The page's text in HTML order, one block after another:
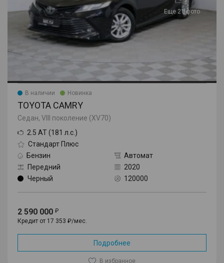
Еще 21 фото
В наличии Новинка
TOYOTA CAMRY
Седан, VIII поколение (XV70)
2.5 AT (181 л.с.)
Стандарт Плюс
Бензин
Автомат
Передний
2020
Черный
120000
2 590 000
Кредит от 17 353 ₽/мес.
Подробнее
В избранное